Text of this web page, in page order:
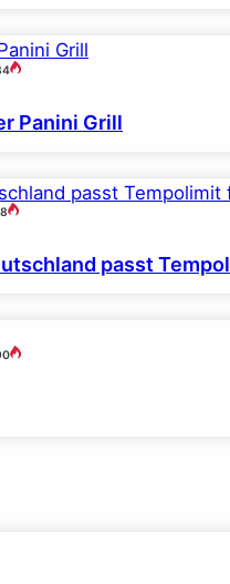
Panini Grill
passt